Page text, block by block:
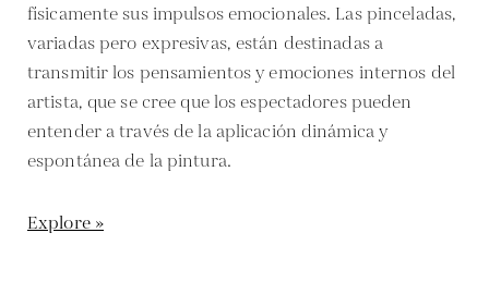
físicamente sus impulsos emocionales. Las pinceladas,
variadas pero expresivas, están destinadas a
transmitir los pensamientos y emociones internos del
artista, que se cree que los espectadores pueden
entender a través de la aplicación dinámica y
espontánea de la pintura.
Explore »